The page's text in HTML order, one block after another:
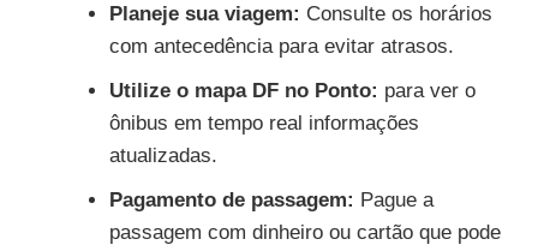
Planeje sua viagem: Consulte os horários
com antecedência para evitar atrasos.
Utilize o mapa DF no Ponto: para ver o
ônibus em tempo real informações
atualizadas.
Pagamento de passagem: Pague a
passagem com dinheiro ou cartão que pode